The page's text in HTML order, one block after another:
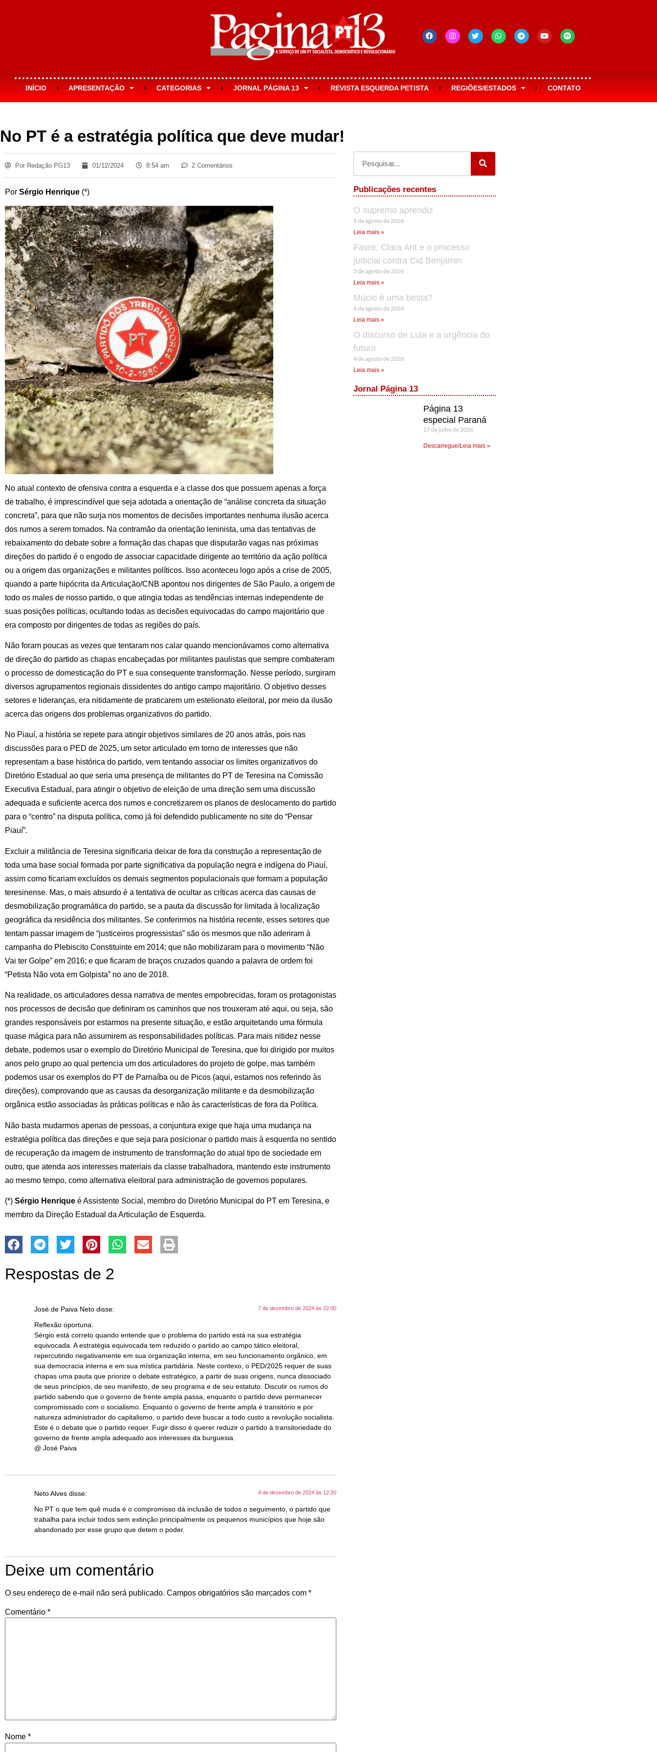
INÍCIO APRESENTAÇÃO CATEGORIAS JORNAL PÁGINA 13 REVISTA ESQUERDA PETISTA REGIÕES/ESTADOS CONTATO
No PT é a estratégia política que deve mudar!
Por Redação PG13 01/12/2024 8:54 am 2 Comentários
Por Sérgio Henrique (*)
No atual contexto de ofensiva contra a esquerda e a classe dos que possuem apenas a força
de trabalho, é imprescindível que seja adotada a orientação de “análise concreta da situação
concreta”, para que não surja nos momentos de decisões importantes nenhuma ilusão acerca
dos rumos a serem tomados. Na contramão da orientação leninista, uma das tentativas de
rebaixamento do debate sobre a formação das chapas que disputarão vagas nas próximas
direções do partido é o engodo de associar capacidade dirigente ao território da ação política
ou a origem das organizações e militantes políticos. Isso aconteceu logo após a crise de 2005,
quando a parte hipócrita da Articulação/CNB apontou nos dirigentes de São Paulo, a origem de
todo os males de nosso partido, o que atingia todas as tendências internas independente de
suas posições políticas, ocultando todas as decisões equivocadas do campo majoritário que
era composto por dirigentes de todas as regiões do país.
Não foram poucas as vezes que tentaram nos calar quando mencionávamos como alternativa
de direção do partido as chapas encabeçadas por militantes paulistas que sempre combateram
o processo de domesticação do PT e sua consequente transformação. Nesse período, surgiram
diversos agrupamentos regionais dissidentes do antigo campo majoritário. O objetivo desses
setores e lideranças, era nitidamente de praticarem um estelionato eleitoral, por meio da ilusão
acerca das origens dos problemas organizativos do partido.
No Piauí, a história se repete para atingir objetivos similares de 20 anos atrás, pois nas
discussões para o PED de 2025, um setor articulado em torno de interesses que não
representam a base histórica do partido, vem tentando associar os limites organizativos do
Diretório Estadual ao que seria uma presença de militantes do PT de Teresina na Comissão
Executiva Estadual, para atingir o objetivo de eleição de uma direção sem uma discussão
adequada e suficiente acerca dos rumos e concretizarem os planos de deslocamento do partido
para o “centro” na disputa política, como já foi defendido publicamente no site do “Pensar
Piauí”.
Excluir a militância de Teresina significaria deixar de fora da construção a representação de
toda uma base social formada por parte significativa da população negra e indígena do Piauí,
assim como ficariam excluídos os demais segmentos populacionais que formam a população
teresinense. Mas, o mais absurdo é a tentativa de ocultar as críticas acerca das causas de
desmobilização programática do partido, se a pauta da discussão for limitada à localização
geográfica da residência dos militantes. Se conferirmos na história recente, esses setores que
tentam passar imagem de “justiceiros progressistas” são os mesmos que não aderiram à
campanha do Plebiscito Constituinte em 2014; que não mobilizaram para o movimento “Não
Vai ter Golpe” em 2016; e que ficaram de braços cruzados quando a palavra de ordem foi
“Petista Não vota em Golpista” no ano de 2018.
Na realidade, os articuladores dessa narrativa de mentes empobrecidas, foram os protagonistas
nos processos de decisão que definiram os caminhos que nos trouxeram até aqui, ou seja, são
grandes responsáveis por estarmos na presente situação, e estão arquitetando uma fórmula
quase mágica para não assumirem as responsabilidades políticas. Para mais nitidez nesse
debate, podemos usar o exemplo do Diretório Municipal de Teresina, que foi dirigido por muitos
anos pelo grupo ao qual pertencia um dos articuladores do projeto de golpe, mas também
podemos usar os exemplos do PT de Parnaíba ou de Picos (aqui, estamos nos referindo às
direções), comprovando que as causas da desorganização militante e da desmobilização
orgânica estão associadas às práticas políticas e não às características de fora da Política.
Não basta mudarmos apenas de pessoas, a conjuntura exige que haja uma mudança na
estratégia política das direções e que seja para posicionar o partido mais à esquerda no sentido
de recuperação da imagem de instrumento de transformação do atual tipo de sociedade em
outro, que atenda aos interesses materiais da classe trabalhadora, mantendo este instrumento
ao mesmo tempo, como alternativa eleitoral para administração de governos populares.
(*) Sérgio Henrique é Assistente Social, membro do Diretório Municipal do PT em Teresina, e
membro da Direção Estadual da Articulação de Esquerda.
Respostas de 2
José de Paiva Neto disse: 7 de dezembro de 2024 às 22:00
Reflexão oportuna:
Sérgio está correto quando entende que o problema do partido está na sua estratégia
equivocada. A estratégia equivocada tem reduzido o partido ao campo tático eleitoral,
repercutindo negativamente em sua organização interna, em seu funcionamento orgânico, em
sua democracia interna e em sua mística partidária. Neste contexo, o PED/2025 requer de suas
chapas uma pauta que priorize o debate estratégico, a partir de suas origens, nunca dissociado
de seus princípios, de seu manifesto, de seu programa e de seu estatuto. Discutir os rumos do
partido sabendo que o governo de frente ampla passa, enquanto o partido deve permanecer
compromissado com o socialismo. Enquanto o governo de frente ampla é transitório e por
natureza administrador do capitalismo, o partido deve buscar a todo custo a revolução socialista.
Este é o debate que o partido requer. Fugir disso é querer reduzir o partido à transitoriedade do
governo de frente ampla adequado aos interesses da burguesia.
@ José Paiva
Neto Alves disse: 4 de dezembro de 2024 às 12:20
No PT o que tem quê muda é o compromisso dá inclusão de todos o seguimento, o partido que
trabalha para incluir todos sem extinção principalmente os pequenos municípios que hoje são
abandonado por esse grupo que detem o poder.
Deixe um comentário
O seu endereço de e-mail não será publicado. Campos obrigatórios são marcados com *
Comentário *
Nome *
Publicações recentes
O supremo aprendiz
5 de agosto de 2026
Leia mais »
Favre, Clara Ant e o processo
judicial contra Cid Benjamin
5 de agosto de 2026
Leia mais »
Múcio é uma besta?
4 de agosto de 2026
Leia mais »
O discurso de Lula e a urgência do
futuro
4 de agosto de 2026
Leia mais »
Jornal Página 13
Página 13
especial Paraná
27 de julho de 2026
Descarregue/Leia mais »